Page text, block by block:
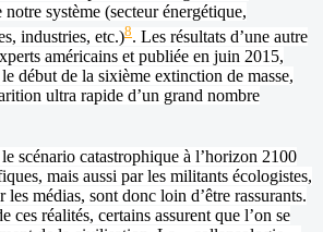
système (secteur énergétique,
industries, etc.)8. Les résultats d’une autre
américains et publiée en juin 2015,
début de la sixième extinction de masse,
ultra rapide d’un grand nombre
scénario catastrophique à l’horizon 2100
mais aussi par les militants écologistes,
les médias, sont donc loin d’être rassurants.
ces réalités, certains assurent que l’on se